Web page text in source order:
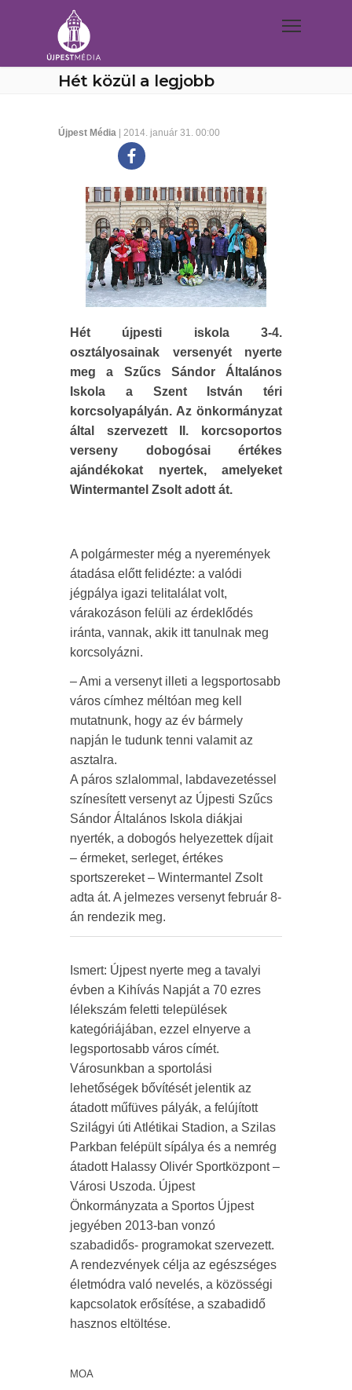
Hét közül a legjobb
Újpest Média | 2014. január 31. 00:00
Hét újpesti iskola 3-4.
osztályosainak versenyét nyerte
meg a Szűcs Sándor Általános
Iskola a Szent István téri
korcsolyapályán. Az önkormányzat
által szervezett II. korcsoportos
verseny dobogósai értékes
ajándékokat nyertek, amelyeket
Wintermantel Zsolt adott át.
A polgármester még a nyeremények
átadása előtt felidézte: a valódi
jégpálya igazi telitalálat volt,
várakozáson felüli az érdeklődés
iránta, vannak, akik itt tanulnak meg
korcsolyázni.
– Ami a versenyt illeti a legsportosabb
város címhez méltóan meg kell
mutatnunk, hogy az év bármely
napján le tudunk tenni valamit az
asztalra.
A páros szlalommal, labdavezetéssel
színesített versenyt az Újpesti Szűcs
Sándor Általános Iskola diákjai
nyerték, a dobogós helyezettek díjait
– érmeket, serleget, értékes
sportszereket – Wintermantel Zsolt
adta át. A jelmezes versenyt február 8-
án rendezik meg.
Ismert: Újpest nyerte meg a tavalyi
évben a Kihívás Napját a 70 ezres
lélekszám feletti települések
kategóriájában, ezzel elnyerve a
legsportosabb város címét.
Városunkban a sportolási
lehetőségek bővítését jelentik az
átadott műfüves pályák, a felújított
Szilágyi úti Atlétikai Stadion, a Szilas
Parkban felépült sípálya és a nemrég
átadott Halassy Olivér Sportközpont –
Városi Uszoda. Újpest
Önkormányzata a Sportos Újpest
jegyében 2013-ban vonzó
szabadidős- programokat szervezett.
A rendezvények célja az egészséges
életmódra való nevelés, a közösségi
kapcsolatok erősítése, a szabadidő
hasznos eltöltése.
MOA